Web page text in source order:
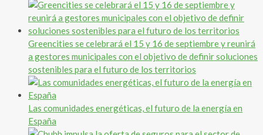
Greencities se celebrará el 15 y 16 de septiembre y reunirá
a gestores municipales con el objetivo de definir soluciones
sostenibles para el futuro de los territorios
Las comunidades energéticas, el futuro de la energía en
España